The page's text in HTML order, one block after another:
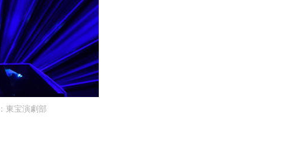
東宝演劇部